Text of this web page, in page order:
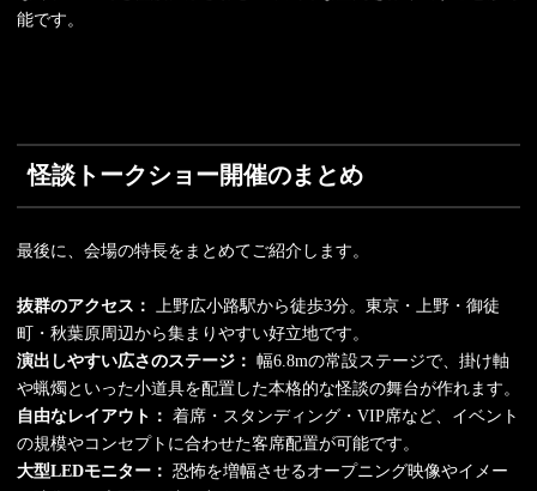
能です。
怪談トークショー開催のまとめ
最後に、会場の特長をまとめてご紹介します。
抜群のアクセス： 上野広小路駅から徒歩3分。東京・上野・御徒
町・秋葉原周辺から集まりやすい好立地です。
演出しやすい広さのステージ： 幅6.8mの常設ステージで、掛け軸
や蝋燭といった小道具を配置した本格的な怪談の舞台が作れます。
自由なレイアウト： 着席・スタンディング・VIP席など、イベント
の規模やコンセプトに合わせた客席配置が可能です。
大型LEDモニター： 恐怖を増幅させるオープニング映像やイメー